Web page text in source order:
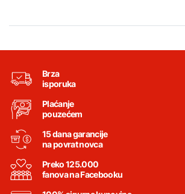
Brza
isporuka
Plaćanje
pouzećem
15 dana garancije
na povrat novca
Preko 125.000
fanova na Facebooku